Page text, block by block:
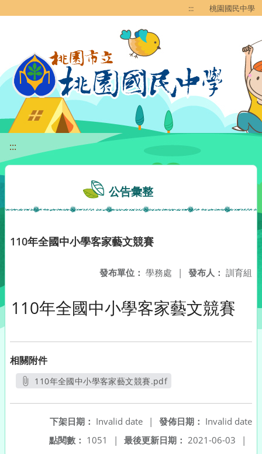
::: 桃園國民中學
:::
公告彙整
110年全國中小學客家藝文競賽
發布人： 訓育組
發布單位： 學務處 |
110年全國中小學客家藝文競賽
相關附件
110年全國中小學客家藝文競賽.pdf
發佈日期： Invalid date
下架日期： Invalid date
|
最後更新日期： 2021-06-03 |
點閱數： 1051 |